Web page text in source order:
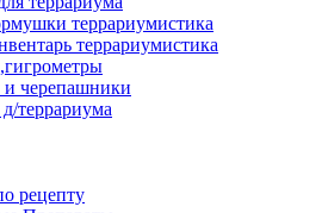
террариумистика
террариумистика
черепашники
террариума
рецепту